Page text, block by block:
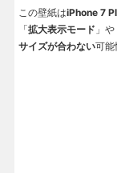
この壁紙はiPhone 7
「拡大表示モード 」や
サイズが合わない可能